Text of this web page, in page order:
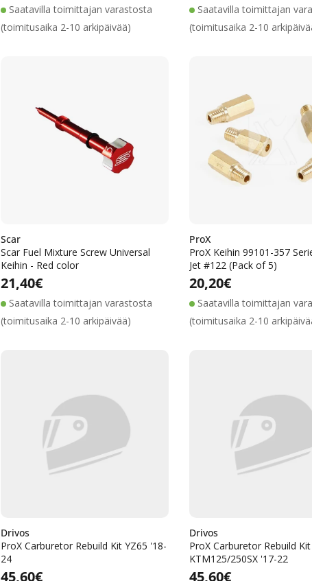
Saatavilla toimittajan varastosta
(toimitusaika 2-10 arkipäivää)
Saatavilla toimittajan
(toimitusaika 2-10
Scar
Scar Fuel Mixture Screw Universal
Keihin - Red color
Normaalihinta
21,40€Alennushinta
Normaalihinta
Saatavilla toimittajan varastosta
(toimitusaika 2-10 arkipäivää)
ProX
ProX Keihin 99101-357
Jet #122 (Pack of 5)
Normaalihinta
20,20€
Saatavilla toimittajan
(toimitusaika 2-10
Drivos
ProX Carburetor Rebuild Kit YZ65 '18-
24
Normaalihinta
45,60€Alennushinta
Normaalihinta
Drivos
ProX Carburetor Rebuild Kit
KTM125/250SX '17-22
Normaalihinta
45,60€